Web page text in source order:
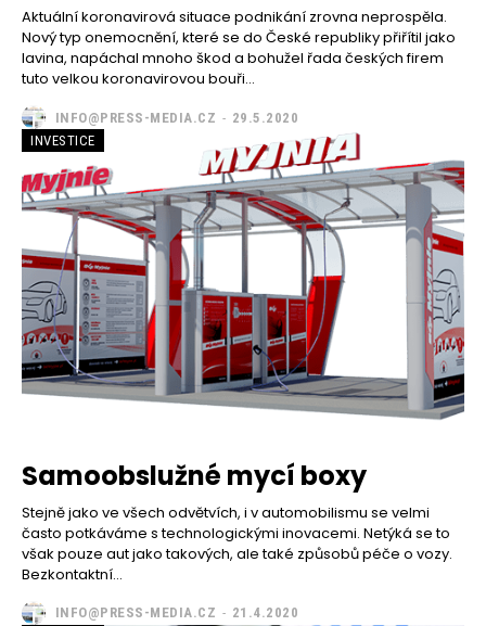
Aktuální koronavirová situace podnikání zrovna neprospěla.
Nový typ onemocnění, které se do České republiky přiřítil jako
lavina, napáchal mnoho škod a bohužel řada českých firem
tuto velkou koronavirovou bouři...
INFO@PRESS-MEDIA.CZ - 29.5.2020
INVESTICE
Samoobslužné mycí boxy
Stejně jako ve všech odvětvích, i v automobilismu se velmi
často potkáváme s technologickými inovacemi. Netýká se to
však pouze aut jako takových, ale také způsobů péče o vozy.
Bezkontaktní...
INFO@PRESS-MEDIA.CZ - 21.4.2020